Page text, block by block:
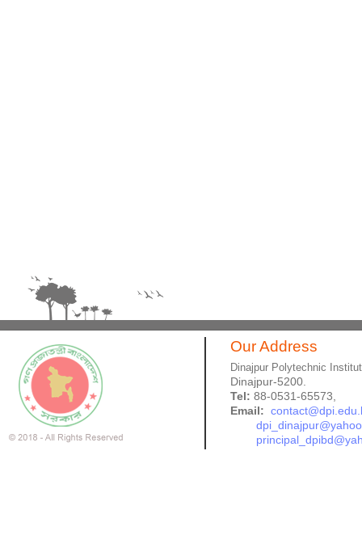
Our Address
Dinajpur Polytechnic
Dinajpur-5200.
Tel: 88-0531-65573,
Email: